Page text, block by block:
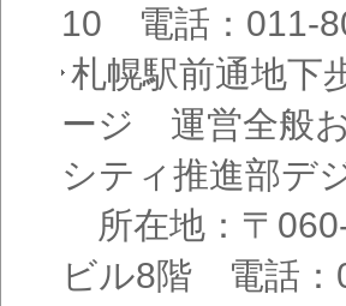
10 電話：011-
札幌駅前通地下
ージ 運営全般
シティ推進部デ
所在地：〒
ビル8階 電話：